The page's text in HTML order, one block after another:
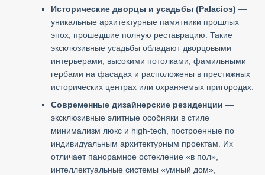
Исторические дворцы и усадьбы (Palacios) —
уникальные архитектурные памятники прошлых
эпох, прошедшие полную реставрацию. Такие
эксклюзивные усадьбы обладают дворцовыми
интерьерами, высокими потолками, фамильными
гербами на фасадах и расположены в престижных
исторических центрах или охраняемых пригородах.
Современные дизайнерские резиденции —
эксклюзивные элитные особняки в стиле
минимализм люкс и high-tech, построенные по
индивидуальным архитектурным проектам. Их
отличает панорамное остекление «в пол»,
интеллектуальные системы «умный дом»,